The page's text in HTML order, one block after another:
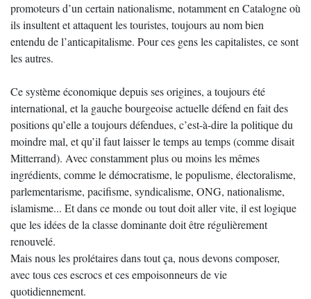
promoteurs d’un certain nationalisme, notamment en Catalogne où
ils insultent et attaquent les touristes, toujours au nom bien
entendu de l’anticapitalisme. Pour ces gens les capitalistes, ce sont
les autres.
Ce système économique depuis ses origines, a toujours été
international, et la gauche bourgeoise actuelle défend en fait des
positions qu’elle a toujours défendues, c’est-à-dire la politique du
moindre mal, et qu’il faut laisser le temps au temps (comme disait
Mitterrand). Avec constamment plus ou moins les mêmes
ingrédients, comme le démocratisme, le populisme, électoralisme,
parlementarisme, pacifisme, syndicalisme, ONG, nationalisme,
islamisme... Et dans ce monde ou tout doit aller vite, il est logique
que les idées de la classe dominante doit être régulièrement
renouvelé.
Mais nous les prolétaires dans tout ça, nous devons composer,
avec tous ces escrocs et ces empoisonneurs de vie
quotidiennement.